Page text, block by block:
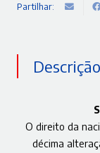
Partilhar:
Descrição
O direito da
décima